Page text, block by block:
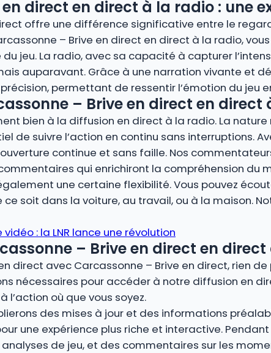
direct en direct à la radio : une
offre une différence significative entre le
– Brive en direct en direct à la radio,
jeu. La radio, avec sa capacité à capturer
auparavant. Grâce à une narration vivante et
permettant de ressentir l’émotion du jeu
– Brive en direct en direct
bien à la diffusion en direct à la radio. La
de suivre l’action en continu sans interruptions.
continue et sans faille. Nos
qui enrichiront la compréhension du
une certaine flexibilité. Vous pouvez
soit dans la voiture, au travail, ou à la maison.
vidéo : la LNR lance une révolution
– Brive en direct en direct
direct avec Carcassonne – Brive en direct, rien
nécessaires pour accéder à notre diffusion en
où que vous soyez.
des mises à jour et des informations
une expérience plus riche et interactive.
de jeu, et des commentaires sur les